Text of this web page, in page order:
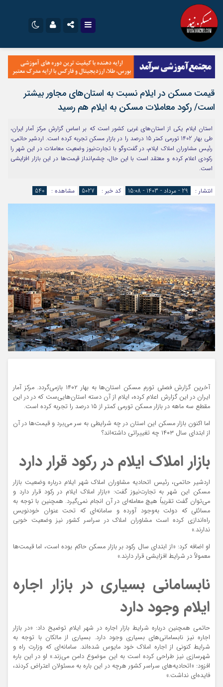
اینستاگرام
تلگرام
سروش
ایتا
آپارات
اپلیکیشن
نام کاربری یا نشانی ایمیل
رمز عبور
مرا به خاطر بسپار
قیمت مسکن در ایلام نسبت به استان‌های مجاور بیشتر
است/ رکود معاملات مسکن به ایلام هم رسید
استان ایلام یکی از استان‌های غربی کشور است که بر اساس گزارش مرکز آمار ایران،
طی بهار 1402 تورمی کمتر 15 درصد را در بازار مسکن تجربه کرده است. اردشیر حاتمی،
رئیس مشاوران املاک ایلام، در گفت‌وگو با تجارت‌نیوز وضعیت معاملات در این شهر را
رکودی اعلام کرده و معتقد است با این حال، چشم‌انداز قیمت‌ها در این بازار افزایشی
است.
انتشار : 29 - مرداد - 1403 - 15:08 کد خبر : 5027 مشاهده : 540
آخرین گزارش فصلی تورم مسکن استان‌ها به بهار ۱۴۰۲ بازمی‌گردد. مرکز آمار
ایران در این گزارش اعلام کرده، ایلام از آن دسته استان‌هایی‌‌ست که در در این
مقطع سه ماهه در بازار مسکن تورمی کمتر از ۱۵ درصد را تجربه کرده است.
اما اکنون بازار مسکن این استان در چه شرایطی به سر می‌برد و قیمت‌ها در آن
از ابتدای سال ۱۴۰۳ چه تغییراتی داشته‌اند؟
بازار املاک ایلام در رکود قرار دارد
اردشیر حاتمی، رئیس اتحادیه مشاوران املاک شهر ایلام درباره وضعیت بازار
مسکن این شهر به تجارت‌نیوزگفت: «بازار املاک ایلام در رکود قرار دارد و
می‌توان گفت تقریباً هیچ معامله‌ای در آن انجام نمی‌گیرد. همچنین با توجه به
مسائلی که دولت به‌وجود آورده و سامانه‌ای که تحت عنوان خودنویس
راه‌اندازی کرده است مشاوران املاک در سراسر کشور نیز وضعیت خوبی
ندارند.»
او اضافه کرد: «از ابتدای سال رکود بر بازار مسکن حاکم بوده است، اما قیمت‌ها
معمولاً در شرایط افزایشی قرار دارند.»
نابسامانی بسیاری در بازار اجاره
ایلام وجود دارد
حاتمی همچنین درباره شرایط بازار اجاره در شهر ایلام توضیح داد: «در بازار
اجاره نیز نابسامانی‌های بسیاری وجود دارد. بسیاری از مالکان با توجه به
شرایط کنونی از اجاره املاک خود مایوس شده‌اند. سامانه‌ای که وزارت راه و
شهرسازی نیز طراحی کرده است به این موضوع دامن می‌زند.» او در این باره
افزود: «اتحادیه‌های سراسر کشور هرچه در این باره به مسئولان اعتراض کردند،
فایده‌ای نداشت.»